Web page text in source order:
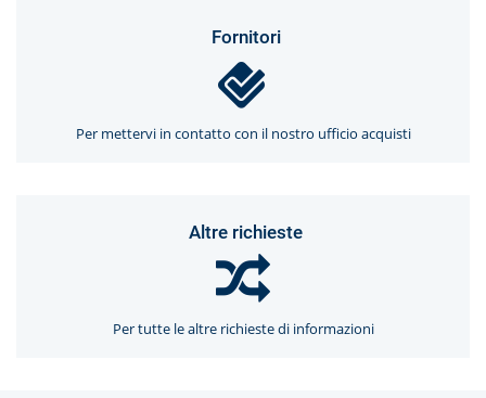
Fornitori
Per mettervi in contatto con il nostro ufficio acquisti
Altre richieste
Per tutte le altre richieste di informazioni